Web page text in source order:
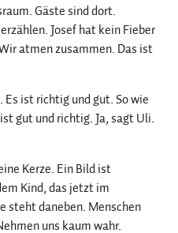
Gäste sind dort.
Josef hat kein Fieber
atmen zusammen. Das ist
ist richtig und gut. So wie
gut und richtig. Ja, sagt Uli.
Kerze. Ein Bild ist
Kind, das jetzt im
steht daneben. Menschen
uns kaum wahr.